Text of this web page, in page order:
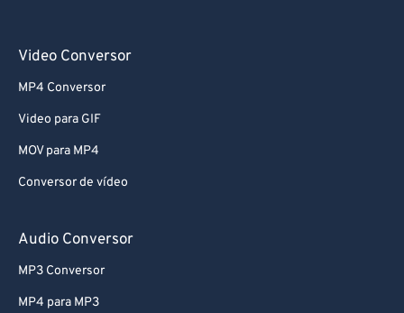
Video Conversor
MP4 Conversor
Video para GIF
MOV para MP4
Conversor de vídeo
Audio Conversor
MP3 Conversor
MP4 para MP3